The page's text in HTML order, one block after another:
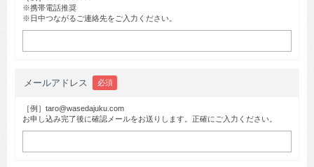
※携帯電話推奨
※日中つながるご連絡先をご入力ください。
メールアドレス 必須
［例］taro@wasedajuku.com
お申し込み完了後に確認メールをお送りします。正確にご入力ください。